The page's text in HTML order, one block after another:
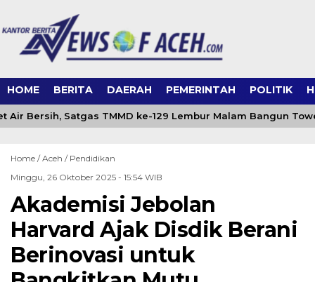
HOME BERITA DAERAH PEMERINTAH POLITIK
Air Bersih, Satgas TMMD ke-129 Lembur Malam Bangun
Home /Aceh / Pendidikan
Minggu, 26 Oktober 2025 - 15:54 WIB
Akademisi Jebolan
Harvard Ajak Disdik Berani
Berinovasi untuk